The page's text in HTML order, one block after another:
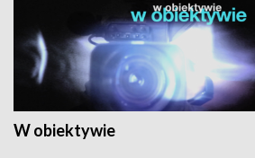
W obiektywie